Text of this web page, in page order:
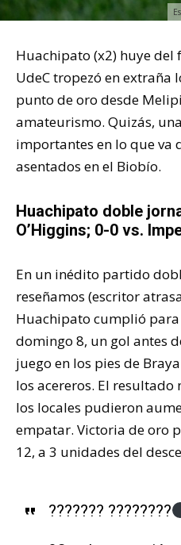
Huachipato (x2) huye del
UdeC tropezó en extraña
punto de oro desde
amateurismo. Quizás,
importantes en lo que va
asentados en el Biobío.
Huachipato doble
O’Higgins; 0-0 vs.
En un inédito partido
reseñamos (escritor
Huachipato cumplió
domingo 8, un gol antes
juego en los pies de
los acereros. El resultado
los locales pudieron
empatar. Victoria de oro
12, a 3 unidades del
??????? ????????